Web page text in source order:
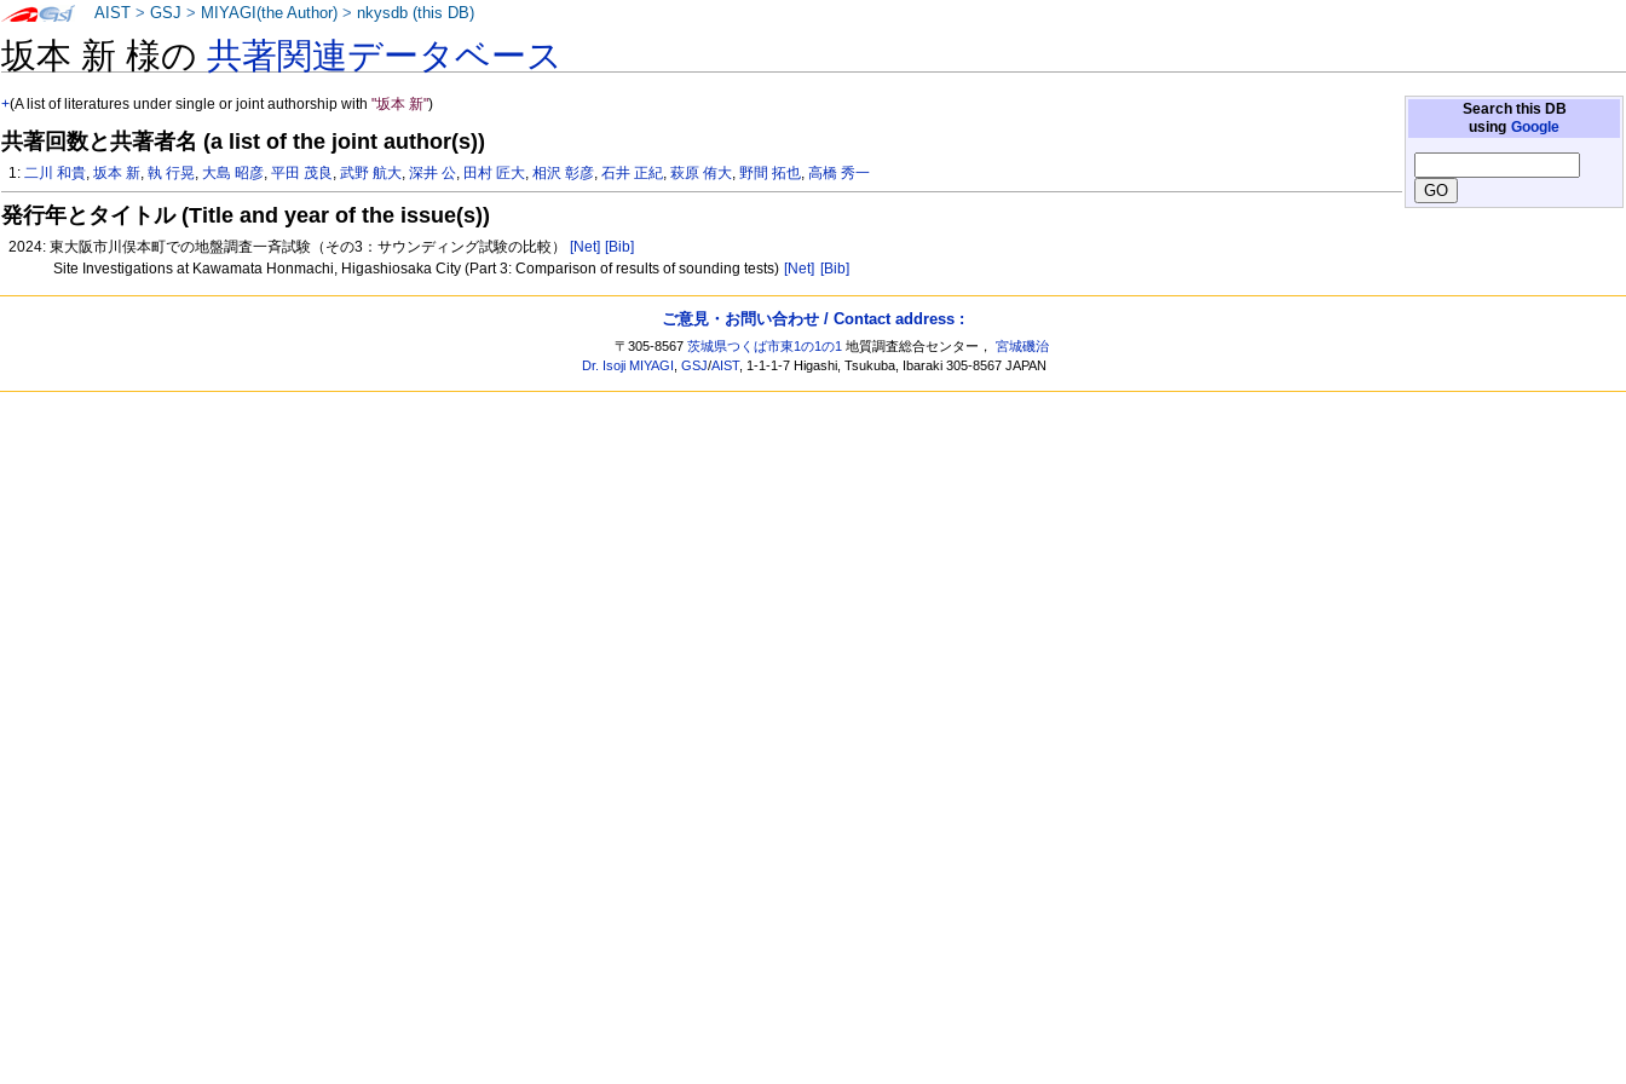
坂本 新 様の共著関連データベース
Search this DB
using Google
+(A list of literatures under single or joint authorship with"坂本 新")
共著回数と共著者名 (a list of the joint author(s))
1:二川 和貴,坂本 新,執 行晃,大島 昭彦,平田 茂良 ,武野 航大,深井 公, 田村 匠大,相沢 彰彦,石井 正紀,萩原 侑大,野間 拓也,高橋 秀一
発行年とタイトル (Title and year of the issue(s))
2024: 東大阪市川俣本町での地盤調査一斉試験（その3：サウンディング試験の比較） [Net] [Bib]
Site Investigations at Kawamata Honmachi, Higashiosaka City (Part 3: Comparison of results of sounding tests) [Net] [Bib]
AIST >GSJ > MIYAGI(the Author) >nkysdb (this DB)
ご意見・お問い合わせ / Contact address :
〒305-8567茨城県つくば市東1の1の1 地質調査総合センター，宮城磯治
Dr. Isoji MIYAGI ,GSJ/AIST, 1-1-1-7 Higashi, Tsukuba, Ibaraki 305-8567 JAPAN